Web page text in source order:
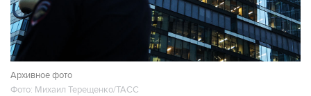
Архивное фото
Фото: Михаил Терещенко/ТАСС
Москва. 7 августа. INTERFAX.RU - ФСБ